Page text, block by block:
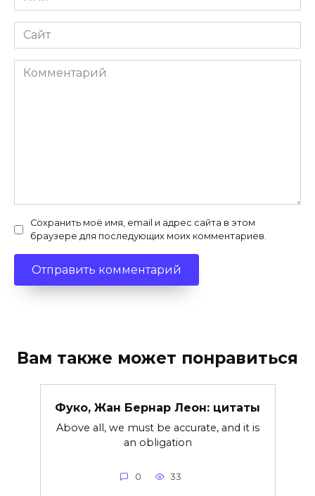
*
Сайт
Комментарий
Сохранить моё имя, email и адрес сайта в этом
браузере для последующих моих комментариев.
Вам также может понравиться
Фуко, Жан Бернар Леон: цитаты
Above all, we must be accurate, and it is
an obligation
0 33